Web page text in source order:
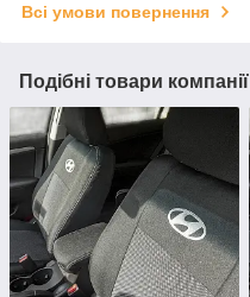
Всі умови повернення
Подібні товари компанії